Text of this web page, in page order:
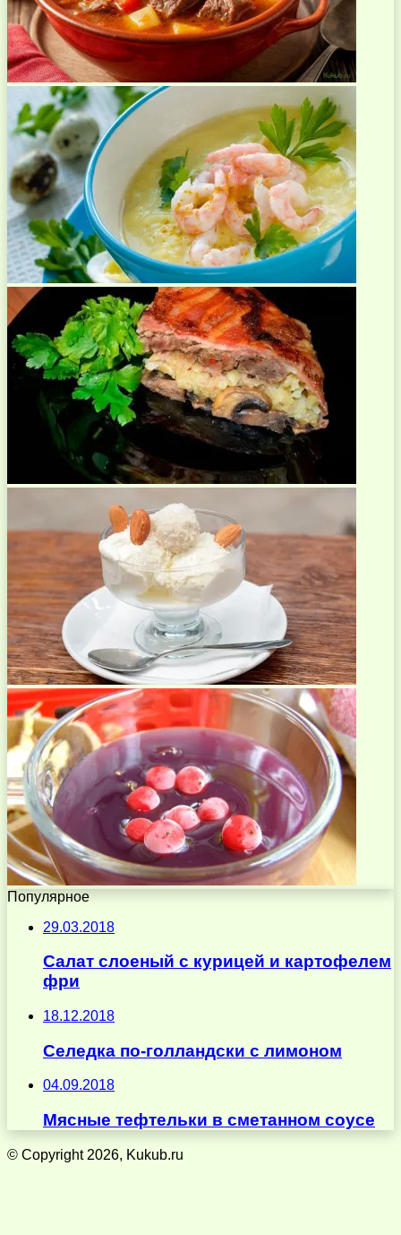
Популярное
29.03.2018
Салат слоеный с курицей и картофелем
фри
18.12.2018
Селедка по-голландски с лимоном
04.09.2018
Мясные тефтельки в сметанном соусе
© Copyright 2026, Kukub.ru